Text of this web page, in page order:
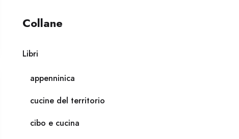
Collane
Libri
appenninica
cucine del territorio
cibo e cucina